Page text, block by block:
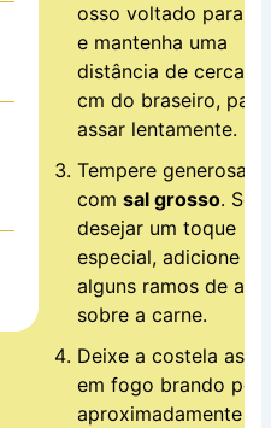
osso voltado para
e mantenha uma
distância de cerca
cm do braseiro, para
assar lentamente.
Tempere
comsal grosso. Se
desejar um toque
especial, adicione
alguns ramos de
sobre a carne.
Deixe a costela
em fogo brando por
aproximadamente